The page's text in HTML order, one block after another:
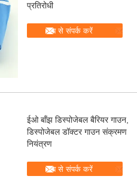
प्रतिरोधी
अब से संपर्क करें
ईओ बाँझ डिस्पोजेबल बैरियर गाउन,
डिस्पोजेबल डॉक्टर गाउन संक्रमण
नियंत्रण
अब से संपर्क करें